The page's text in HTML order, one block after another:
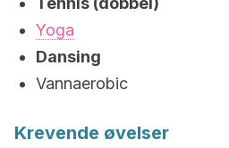
Yoga
Dansing
Vannaerobic
Krevende øvelser